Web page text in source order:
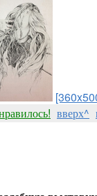
вверх^